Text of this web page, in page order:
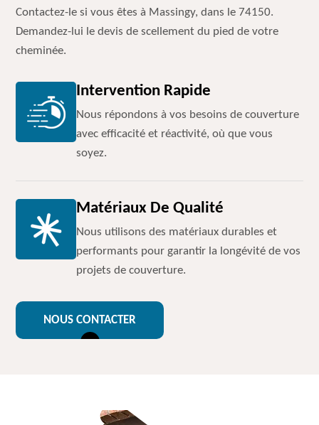
Contactez-le si vous êtes à Massingy, dans le 74150.
Demandez-lui le devis de scellement du pied de votre
cheminée.
Intervention Rapide
Nous répondons à vos besoins de couverture
avec efficacité et réactivité, où que vous
soyez.
Matériaux De Qualité
Nous utilisons des matériaux durables et
performants pour garantir la longévité de vos
projets de couverture.
NOUS CONTACTER